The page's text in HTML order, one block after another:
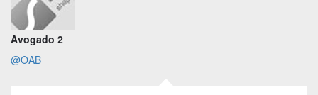
Avogado 2
@OAB